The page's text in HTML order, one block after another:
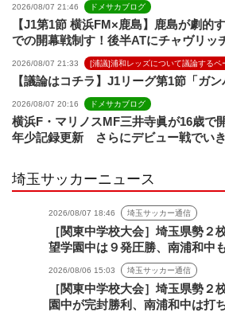
2026/08/07 21:46 ドメサカブログ
【J1第1節 横浜FM×鹿島】鹿島が劇的
での開幕戦制す！後半ATにチャヴリッ
2026/08/07 21:33 [浦議]浦和レッズについて議論するペ
【議論はコチラ】J1リーグ第1節「ガ
2026/08/07 20:16 ドメサカブログ
横浜F・マリノスMF三井寺眞が16歳で
年少記録更新 さらにデビュー戦でい
埼玉サッカーニュース
2026/08/07 18:46 埼玉サッカー通信
［関東中学校大会］埼玉県勢２
望学園中は９発圧勝、南浦和中
2026/08/06 15:03 埼玉サッカー通信
［関東中学校大会］埼玉県勢２
園中が完封勝利、南浦和中は打